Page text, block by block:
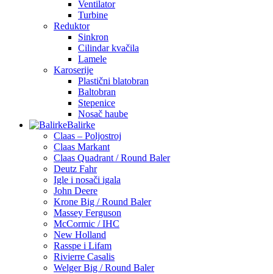
Ventilator
Turbine
Reduktor
Sinkron
Cilindar kvačila
Lamele
Karoserije
Plastični blatobran
Baltobran
Stepenice
Nosač haube
Balirke
Claas – Poljostroj
Claas Markant
Claas Quadrant / Round Baler
Deutz Fahr
Igle i nosači igala
John Deere
Krone Big / Round Baler
Massey Ferguson
McCormic / IHC
New Holland
Rasspe i Lifam
Rivierre Casalis
Welger Big / Round Baler